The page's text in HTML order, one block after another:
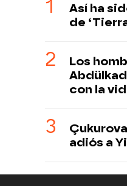
Así ha
de
Los
con la
adiós a